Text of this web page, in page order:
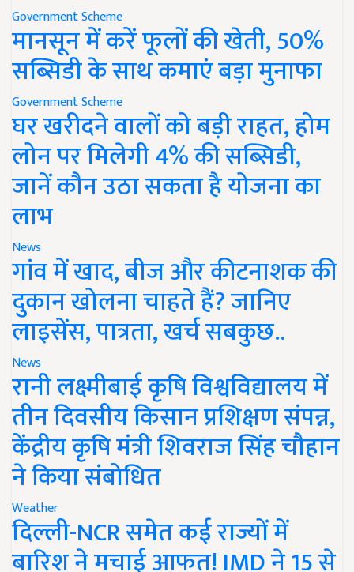
Government Scheme
मानसून में करें फूलों की खेती, 50%
सब्सिडी के साथ कमाएं बड़ा मुनाफा
Government Scheme
घर खरीदने वालों को बड़ी राहत, होम
लोन पर मिलेगी 4% की सब्सिडी,
जानें कौन उठा सकता है योजना का
लाभ
News
गांव में खाद, बीज और कीटनाशक की
दुकान खोलना चाहते हैं? जानिए
लाइसेंस, पात्रता, खर्च सबकुछ..
News
रानी लक्ष्मीबाई कृषि विश्वविद्यालय में
तीन दिवसीय किसान प्रशिक्षण संपन्न,
केंद्रीय कृषि मंत्री शिवराज सिंह चौहान
ने किया संबोधित
Weather
दिल्ली-NCR समेत कई राज्यों में
बारिश ने मचाई आफत! IMD ने 15 से